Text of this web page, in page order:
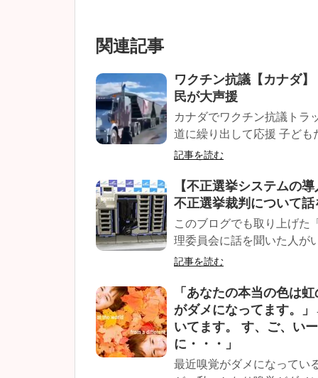
関連記事
ワクチン抗議【カナダ
民が大声援
カナダでワクチン抗議トラ
道に繰り出して応援 子ども
記事を読む
【不正選挙システムの
不正選挙裁判について
このブログでも取り上げた
理委員会に話を聞いた人が
記事を読む
「あなたの本当の色は
がダメになってます。
いてます。 す、ご、い
に・・・」
最近嗅覚がダメになってい